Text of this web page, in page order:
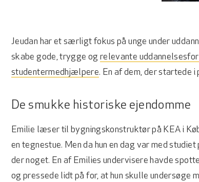
Jeudan har et særligt fokus på unge under
skabe gode, trygge og relevante
studentermedhjælpere. En af dem, der startede
De smukke historiske ejendomme
Emilie læser til bygningskonstruktør på KEA i
en tegnestue. Men da hun en dag var med
der noget. En af Emilies undervisere havde
og pressede lidt på for, at hun skulle undersøge